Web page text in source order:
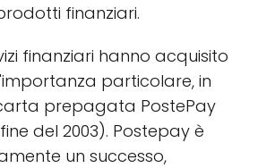
finanziari.
finanziari hanno acquisito
particolare, in
prepagata PostePay
del 2003). Postepay è
un successo,